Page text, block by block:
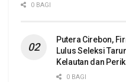
0 BAGI
Putera Cirebon,
Lulus Seleksi
Kelautan dan
0 BAGI